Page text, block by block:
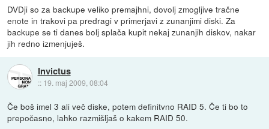
DVDji so za backupe veliko premajhni, dovolj zmogljive tračne
enote in trakovi pa predragi v primerjavi z zunanjimi diski. Za
backupe se ti danes bolj splača kupit nekaj zunanjih diskov, nakar
jih redno izmenjuješ.
Invictus
:: 19. maj 2009, 08:04
Če boš imel 3 ali več diske, potem definitvno RAID 5. Če ti bo to
prepočasno, lahko razmišljaš o kakem RAID 50.